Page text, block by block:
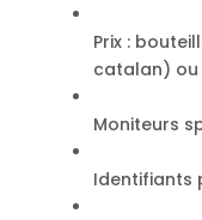
Prix :
catalan)
Moniteurs
Identifiants